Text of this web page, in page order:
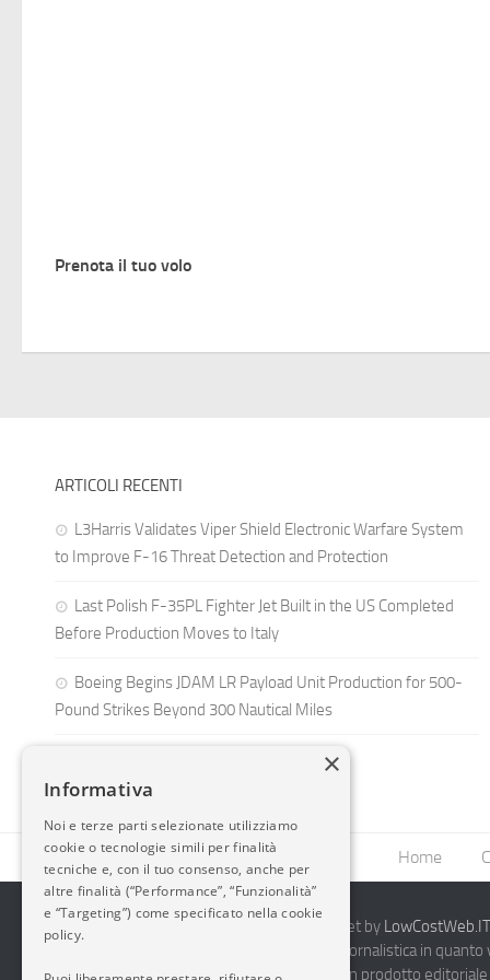
Prenota il tuo volo
ARTICOLI RECENTI
L3Harris Validates Viper Shield Electronic Warfare System
to Improve F-16 Threat Detection and Protection
Last Polish F-35PL Fighter Jet Built in the US Completed
Before Production Moves to Italy
Boeing Begins JDAM LR Payload Unit Production for 500-
Pound Strikes Beyond 300 Nautical Miles
Home
2014-2026 AvioBlog - Creazione Siti Internet by
Questo blog non rappresenta una testata giornalistica in
periodicità. Non può pertanto considerarsi un prodotto
×
Informativa
Noi e terze parti selezionate utilizziamo
cookie o tecnologie simili per finalità
tecniche e, con il tuo consenso, anche per
altre finalità (“Performance”, “Funzionalità”
e “Targeting”) come specificato nella cookie
policy.